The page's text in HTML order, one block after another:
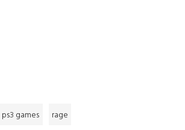
ps3 games rage